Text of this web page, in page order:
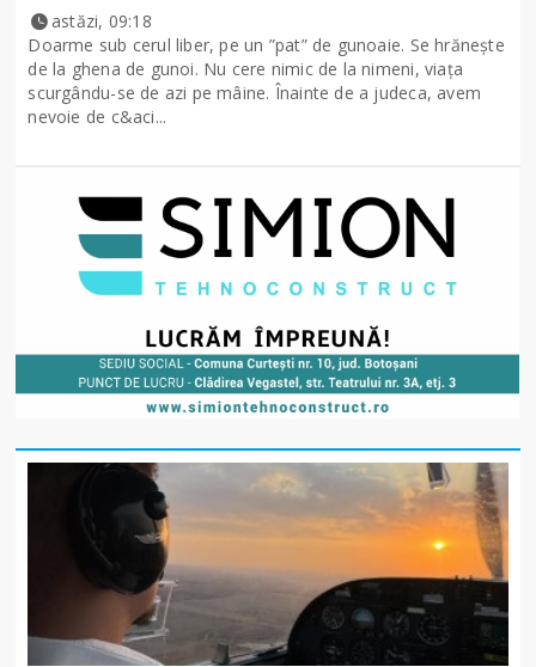
astăzi, 09:18
Doarme sub cerul liber, pe un ”pat” de gunoaie. Se hrănește
de la ghena de gunoi. Nu cere nimic de la nimeni, viața
scurgându-se de azi pe mâine. Înainte de a judeca, avem
nevoie de c&aci...